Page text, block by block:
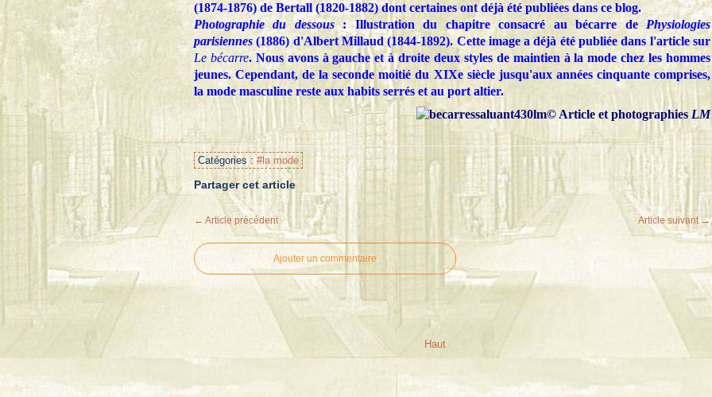
(1874-1876) de Bertall (1820-1882) dont certaines ont déjà été publiées dans ce blog.
Photographie du dessous: Illustration du chapitre consacré au bécarre dePhysiologies
parisiennes (1886) d'Albert Millaud (1844-1892). Cette image a déjà été publiée dans l'article sur
Le bécarre. Nous avons à gauche et à droite deux styles de maintien à la mode chez les hommes
jeunes. Cependant, de la seconde moitié du XIXe siècle jusqu'aux années cinquante comprises,
la mode masculine reste aux habits serrés et au port altier.
© Article et photographies LM
Catégories : #la mode
Partager cet article
← Article précédent Article suivant →
Ajouter un commentaire
Haut